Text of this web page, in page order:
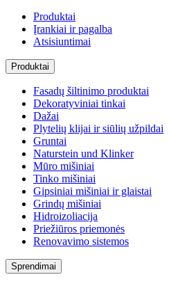
Produktai
Įrankiai ir pagalba
Atsisiuntimai
Produktai
Fasadų šiltinimo produktai
Dekoratyviniai tinkai
Dažai
Plytelių klijai ir siūlių užpildai
Gruntai
Naturstein und Klinker
Mūro mišiniai
Tinko mišiniai
Gipsiniai mišiniai ir glaistai
Grindų mišiniai
Hidroizoliacija
Priežiūros priemonės
Renovavimo sistemos
Sprendimai